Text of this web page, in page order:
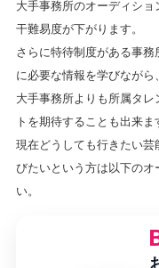
大手事務所のオーディシ
干難易度が下がります。
さらに特待制度がある事
に必要な情報を学びながら
大手事務所よりも所属タ
トを期待することも出来ま
現在どうしても行きたい
びたいという方は以下のオ
い。